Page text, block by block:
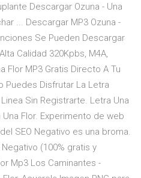
Descargar Ozuna - Una
... Descargar MP3 Ozuna -
Se Pueden Descargar
Calidad 320Kpbs, M4A,
Flor MP3 Gratis Directo A Tu
Puedes Disfrutar La Letra
Sin Registrarte. Letra Una
Flor. Experimento de web
SEO Negativo es una broma.
(100% gratis y
Mp3 Los Caminantes -